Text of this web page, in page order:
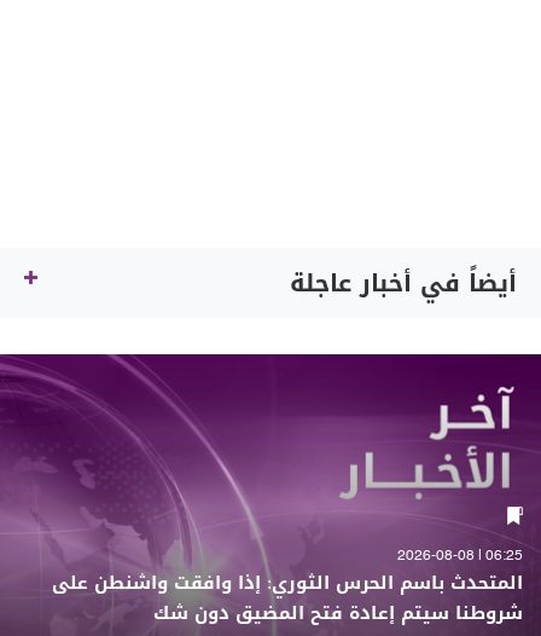
أيضاً في أخبار عاجلة
06:25 | 2026-08-08
المتحدث باسم الحرس الثوري: إذا وافقت واشنطن على
شروطنا سيتم إعادة فتح المضيق دون شك